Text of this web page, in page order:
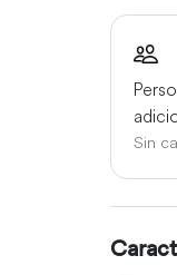
Sin